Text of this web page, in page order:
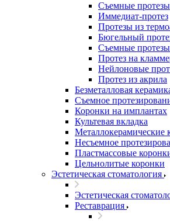
Съемные протезы
Иммедиат-протез
Протезы из
Бюгельный
Съемные
Протез на
Нейлоновые
Протез из акрила
Безметалловая
Съемное
Коронки на имплантах
Культевая вкладка
Металлокерамические
Несъемное
Пластмассовые
Цельнолитые коронки
Эстетическая стоматология
Эстетическая
Реставрация